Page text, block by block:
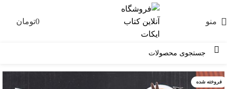
منو 0تومان
فروخته شده